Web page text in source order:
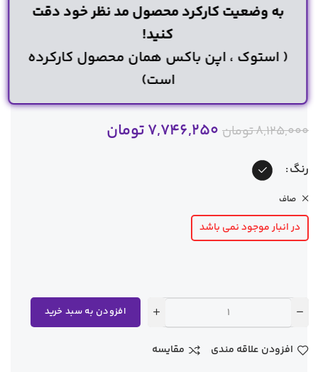
به وضعیت کارکرد محصول مد نظر خود دقت
کنید!
( استوک ، اپن باکس همان محصول کارکرده
است)
8,125,000تومان 7,746,250تومان
رنگ
صاف
در انبار موجود نمی باشد
افزودن به سبد خرید
افزودن علاقه مندی مقایسه